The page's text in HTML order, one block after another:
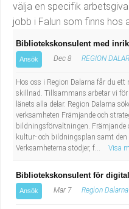
Hantverksyrken
Hotell, restaurang,
Hälso- och sjukvård
Industriell tillverkning
Installation, drift,
Kultur, media, design
Bussförare/
Elevassistent
Personlig assistent
Tandsköterska
Tidningsbud/
välja en specifik
jobb i Falun som finns hos
Bibliotekskonsulent med
Ansök Dec 8 REGION
Hos oss i Region Dalarna får du
skillnad. Tillsammans arbetar vi
länets alla delar. Region Dalarna
verksamheten Främjande och
bildningsförvaltningen. Främjande
kultur- och bildningsplan samt den
Verksamheterna stödjer, f...
Visa
Bibliotekskonsulent för
Ansök Mar 7 Region Dalarna